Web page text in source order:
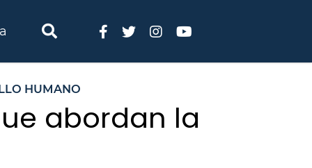
HUMANO
abordan la